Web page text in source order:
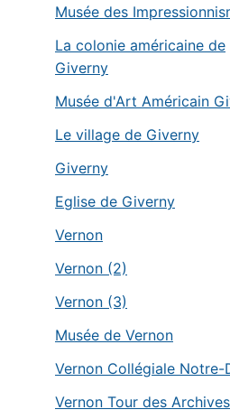
Musée des
La colonie américaine de
Giverny
Musée d'Art Américain
Le village de Giverny
Giverny
Eglise de Giverny
Vernon
Vernon (2)
Vernon (3)
Musée de Vernon
Vernon Collégiale Notre-
Vernon Tour des Archives